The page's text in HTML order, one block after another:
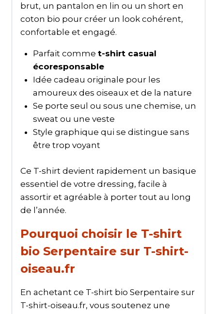
brut, un pantalon en lin ou un short en
coton bio pour créer un look cohérent,
confortable et engagé.
Parfait comme t-shirt casual
écoresponsable
Idée cadeau originale pour les
amoureux des oiseaux et de la nature
Se porte seul ou sous une chemise, un
sweat ou une veste
Style graphique qui se distingue sans
être trop voyant
Ce T-shirt devient rapidement un basique
essentiel de votre dressing, facile à
assortir et agréable à porter tout au long
de l’année.
Pourquoi choisir le T-shirt
bio Serpentaire sur T-shirt-
oiseau.fr
En achetant ce T-shirt bio Serpentaire sur
T-shirt-oiseau.fr, vous soutenez une